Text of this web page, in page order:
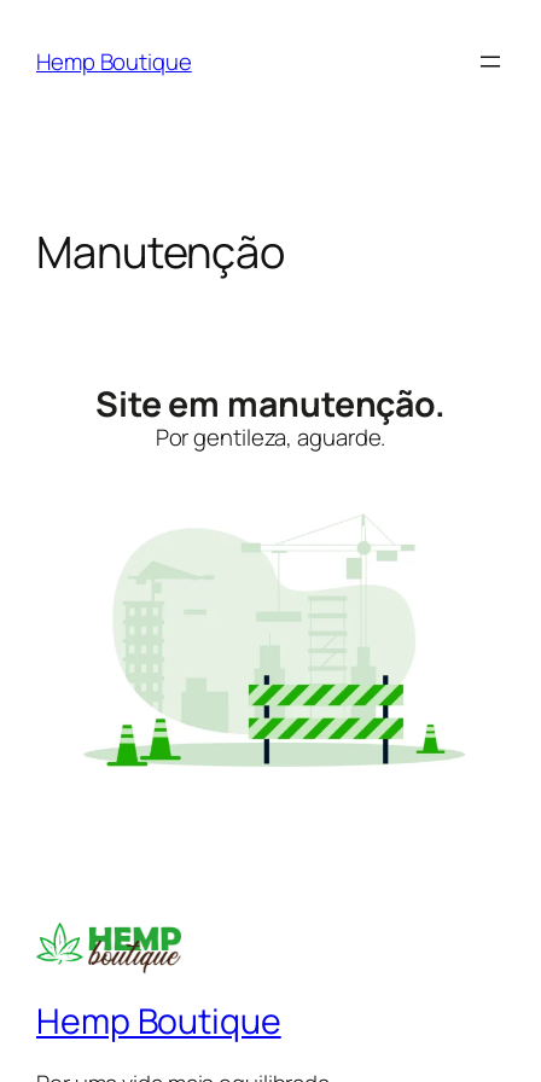
Hemp Boutique
Manutenção
Site em manutenção.
Por gentileza, aguarde.
Hemp Boutique